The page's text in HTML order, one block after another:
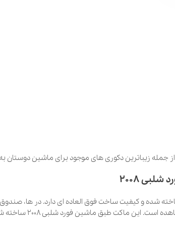
ساخت فوق العاده ای دارد. در ها، صندوق و کاپوت این
2008 ساخته شده و نسخه کاستوم شده آن می باشد.